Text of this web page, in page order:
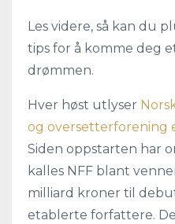
Les videre, så kan du
tips for å komme deg
drømmen.
Hver høst utlyser
og oversetterforening
Siden oppstarten har
kalles NFF blant
milliard kroner til
etablerte forfattere.